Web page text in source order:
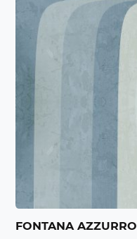
FONTANA AZZURRO